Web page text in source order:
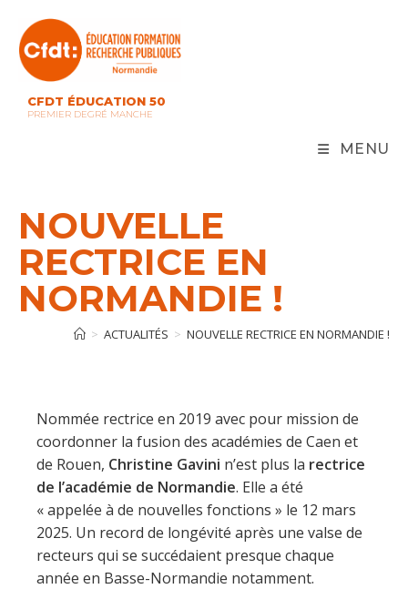
content
CFDT ÉDUCATION 50
PREMIER DEGRÉ MANCHE
MENU
NOUVELLE
RECTRICE EN
NORMANDIE !
> ACTUALITÉS > NOUVELLE RECTRICE EN NORMANDIE !
Nommée rectrice en 2019 avec pour mission de
coordonner la fusion des académies de Caen et
de Rouen, Christine Gavini n’est plus la rectrice
de l’académie de Normandie. Elle a été
« appelée à de nouvelles fonctions » le 12 mars
2025. Un record de longévité après une valse de
recteurs qui se succédaient presque chaque
année en Basse-Normandie notamment.